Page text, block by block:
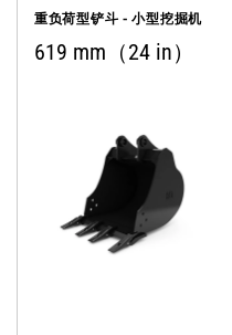
重负荷型铲斗 - 小型挖掘机
619 mm（24 in）